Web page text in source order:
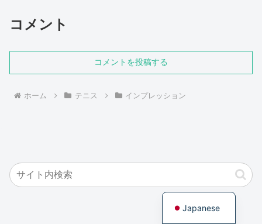
コメント
コメントを投稿する
ホーム テニス インプレッション
Japanese
English